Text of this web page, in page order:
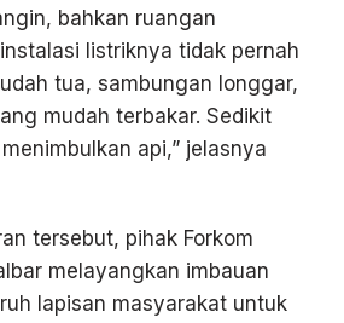
bahkan ruangan
listriknya tidak pernah
tua, sambungan longgar,
mudah terbakar. Sedikit
api,” jelasnya
tersebut, pihak Forkom
melayangkan imbauan
lapisan masyarakat untuk